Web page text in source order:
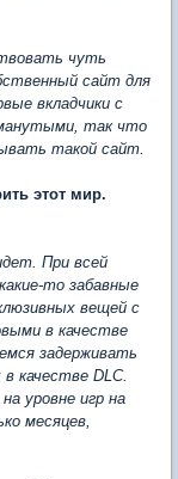
чуть
сайт для
вкладчики с
так что
такой сайт.
этот мир.
При всей
то забавные
вещей с
в качестве
задерживать
качестве DLC.
уровне игр на
месяцев,